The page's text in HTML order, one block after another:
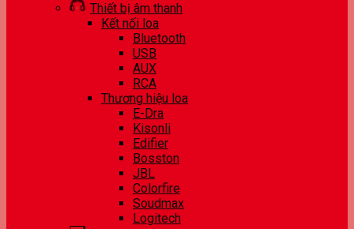
Thiết bị âm thanh
Kết nối loa
Bluetooth
USB
AUX
RCA
Thương hiệu loa
E-Dra
Kisonli
Edifier
Bosston
JBL
Colorfire
Soudmax
Logitech